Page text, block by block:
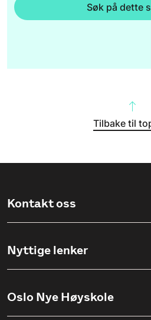
Søk på dette
Tilbake til
Kontakt oss
Ullevålsveien 76, 0454 OSLO
(+47) 23 23 38 20
Nyttige lenker
Oslo Nye Høyskole